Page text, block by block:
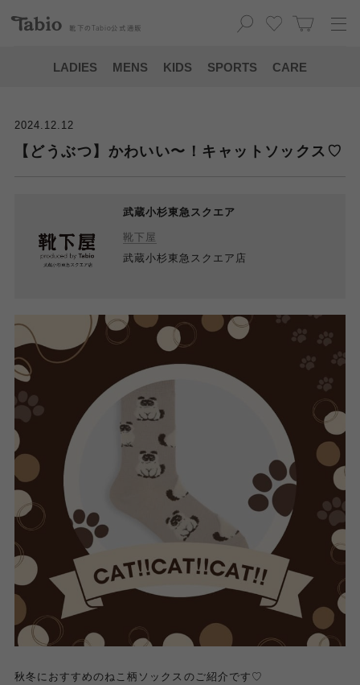
靴下の Tabio 公式通販
LADIES MENS KIDS SPORTS CARE
2024.12.12
【どうぶつ】かわいい〜！キャットソックス♡
武蔵小杉東急スクエア
靴下屋
武蔵小杉東急スクエア店
秋冬におすすめのねこ柄ソックスのご紹介です♡